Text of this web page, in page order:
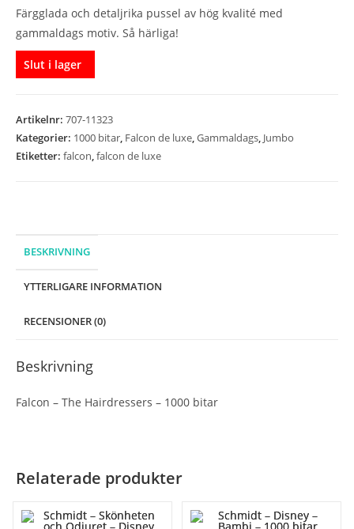
Färgglada och detaljrika pussel av hög kvalité med
gammaldags motiv. Så härliga!
Slut i lager
Artikelnr: 707-11323
Kategorier: 1000 bitar, Falcon de luxe,Gammaldags, Jumbo
Etiketter: falcon,falcon de luxe
BESKRIVNING
YTTERLIGARE INFORMATION
RECENSIONER (0)
Beskrivning
Falcon – The Hairdressers – 1000 bitar
Relaterade produkter